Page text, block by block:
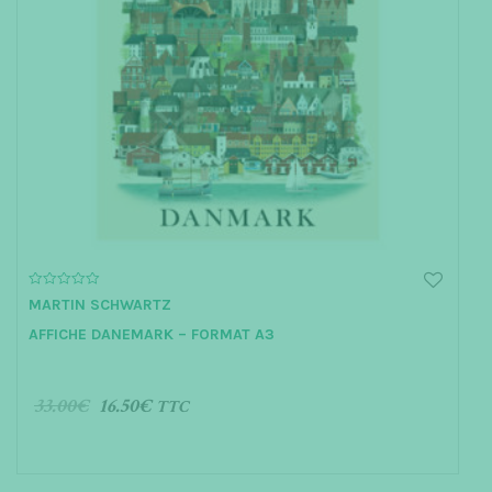
o
t
MARTIN SCHWARTZ
AFFICHE DANEMARK – FORMAT A3
33.00€ 16.50€ TTC